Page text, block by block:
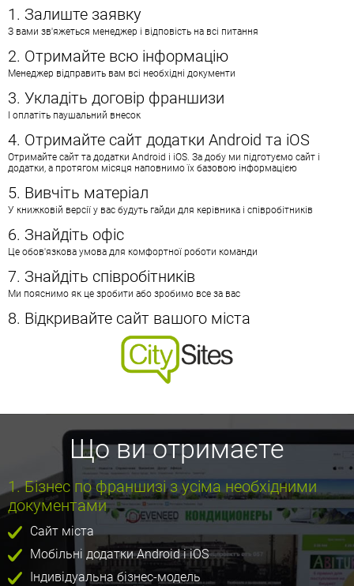
1. Залиште заявку
З вами зв'яжеться менеджер і відповість на всі питання
2. Отримайте всю інформацію
Менеджер відправить вам всі необхідні документи
3. Укладіть договір франшизи
І оплатіть паушальний внесок
4. Отримайте сайт додатки Android та iOS
Отримайте сайт та додатки Android i iOS. За добу ми підготуємо сайт і
додатки, а протягом місяця наповнимо їх базовою інформацією
5. Вивчіть матеріал
У книжковій версії у вас будуть гайди для керівника і співробітників
6. Знайдіть офіс
Це обов'язкова умова для комфортної роботи команди
7. Знайдіть співробітників
Ми пояснимо як це зробити або зробимо все за вас
8. Відкривайте сайт вашого міста
Що ви отримаєте
1. Бізнес по франшизі з усіма необхідними
документами
Сайт міста
Мобільні додатки Android і iOS
Індивідуальна бізнес-модель